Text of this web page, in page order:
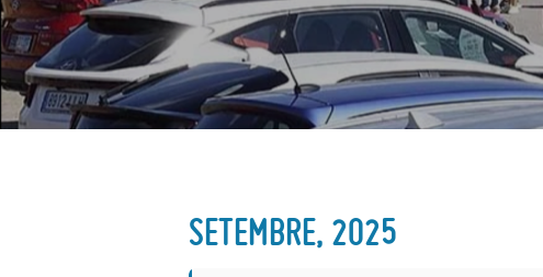
SETEMBRE, 2025